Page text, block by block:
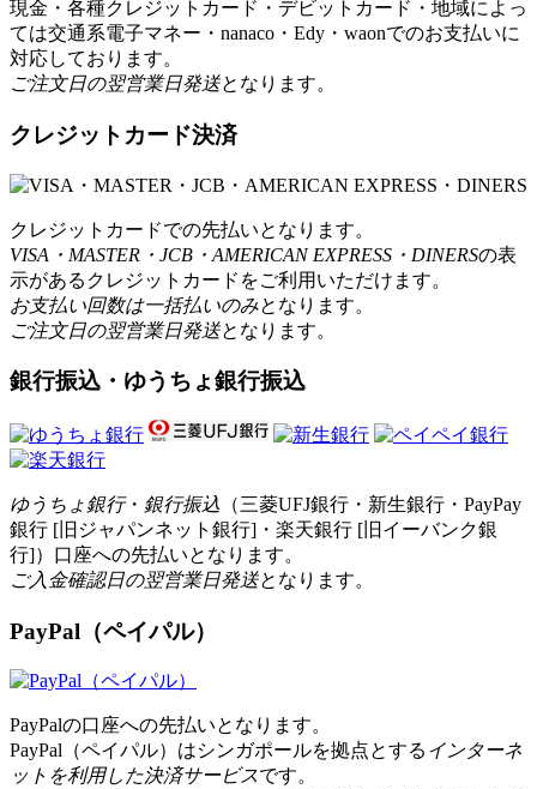
現金・各種クレジットカード・デビットカード・地域によっ
ては交通系電子マネー・nanaco・Edy・waonでのお支払いに
対応しております。
ご注文日の翌営業日発送となります。
クレジットカード決済
クレジットカードでの先払いとなります。
VISA・MASTER・JCB・AMERICAN EXPRESS・DINERSの表
示があるクレジットカードをご利用いただけます。
お支払い回数は一括払いのみとなります。
ご注文日の翌営業日発送となります。
銀行振込・ゆうちょ銀行振込
ゆうちょ銀行・ 銀行振込 （三菱UFJ銀行・新生銀行・PayPay
銀行 [旧ジャパンネット銀行]・楽天銀行 [旧イーバンク銀
行]）口座への先払いとなります。
ご入金確認日の翌営業日発送となります。
PayPal（ペイパル）
PayPalの口座への先払いとなります。
PayPal（ペイパル）はシンガポールを拠点とする インターネ
ットを利用した決済サービスです。